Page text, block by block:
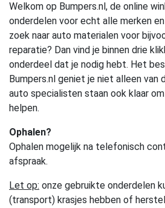
Welkom op Bumpers.nl, de online
onderdelen voor echt alle merken
zoek naar auto materialen voor
reparatie? Dan vind je binnen drie
onderdeel dat je nodig hebt. Het
Bumpers.nl geniet je niet alleen van
auto specialisten staan ook klaar
helpen.
Ophalen?
Ophalen mogelijk na telefonisch
afspraak.
Let op: onze gebruikte onderdelen
(transport) krasjes hebben of